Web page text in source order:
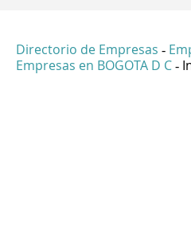
Directorio de Empresas -
Empresas en BOGOTA D C -